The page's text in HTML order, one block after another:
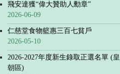
飛安達獲“偉大贊助人勳章”
2026-06-09
仁慈堂食物籃惠三百七貧戶
2026-05-10
2026-2027年度新生錄取正選名單 (皇
朝區)